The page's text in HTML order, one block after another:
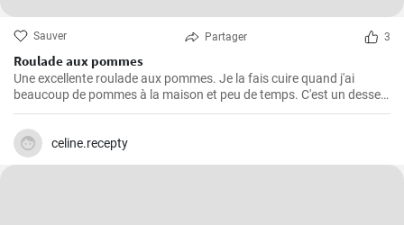
Sauver Partager 3
Roulade aux pommes
Une excellente roulade aux pommes. Je la fais cuire quand j'ai
beaucoup de pommes à la maison et peu de temps. C'est un dessert
rapide et facile qui plait toujours.
celine.recepty